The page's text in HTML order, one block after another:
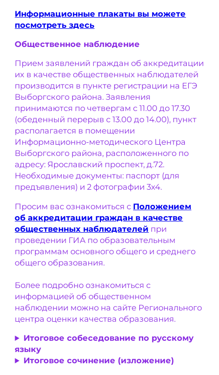
Информационные плакаты вы можете
посмотреть здесь
Общественное наблюдение
Прием заявлений граждан об аккредитации
их в качестве общественных наблюдателей
производится в пункте регистрации на ЕГЭ
Выборгского района. Заявления
принимаются по четвергам с 11.00 до 17.30
(обеденный перерыв с 13.00 до 14.00), пункт
располагается в помещении
Информационно-методического Центра
Выборгского района, расположенного по
адресу: Ярославский проспект, д.72.
Необходимые документы: паспорт (для
предъявления) и 2 фотографии 3х4.
Просим вас ознакомиться с Положением
об аккредитации граждан в качестве
общественных наблюдателей при
проведении ГИА по образовательным
программам основного общего и среднего
общего образования.
Более подробно ознакомиться с
информацией об общественном
наблюдении можно на сайте Регионального
центра оценки качества образования.
Итоговое собеседование по русскому
языку
Итоговое сочинение (изложение)